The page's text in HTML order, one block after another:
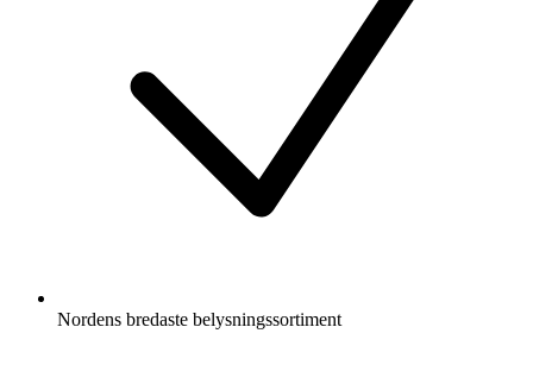
Nordens bredaste belysningssortiment